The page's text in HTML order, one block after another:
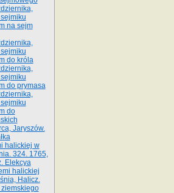
na sejm
do króla
do prymasa
do
Jaryszów.
halickiej w
324. 1765,
Elekcya
halickiej
Halicz.